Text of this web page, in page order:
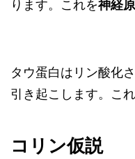
ります。これを神経
タウ蛋白はリン酸化
引き起こします。こ
コリン仮説